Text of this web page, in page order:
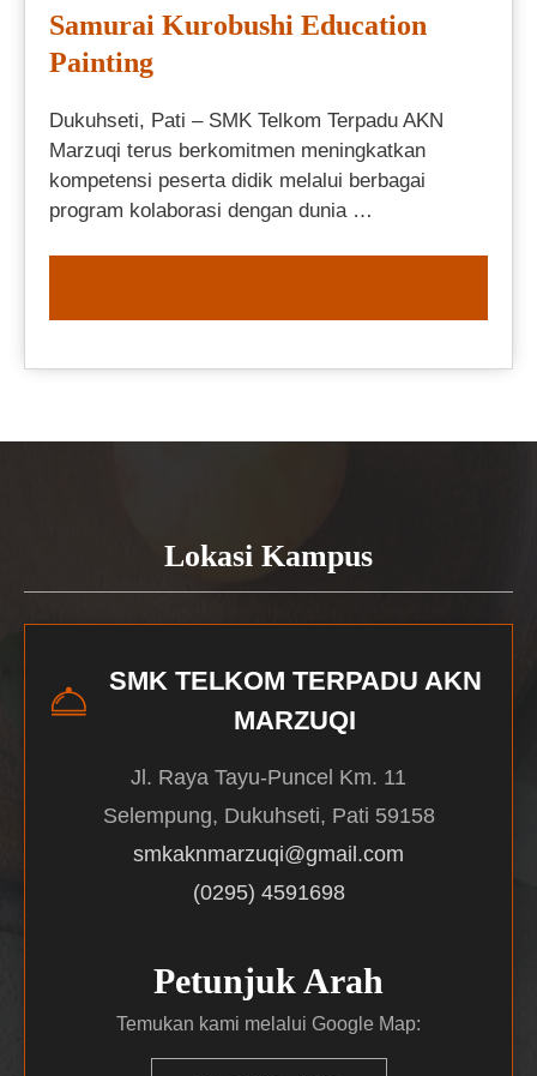
Samurai Kurobushi Education
Painting
Dukuhseti, Pati – SMK Telkom Terpadu AKN
Marzuqi terus berkomitmen meningkatkan
kompetensi peserta didik melalui berbagai
program kolaborasi dengan dunia …
Lokasi Kampus
SMK TELKOM TERPADU AKN
MARZUQI
Jl. Raya Tayu-Puncel Km. 11
Selempung, Dukuhseti, Pati 59158
smkaknmarzuqi@gmail.com
(0295) 4591698
Petunjuk Arah
Temukan kami melalui Google Map: